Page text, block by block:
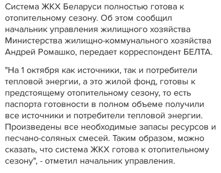
Система ЖКХ Беларуси полностью готова к
отопительному сезону. Об этом сообщил
начальник управления жилищного хозяйства
Министерства жилищно-коммунального хозяйства
Андрей Ромашко, передает корреспондент БЕЛТА.
"На 1 октября как источники, так и потребители
тепловой энергии, а это жилой фонд, готовы к
предстоящему отопительному сезону, то есть
паспорта готовности в полном объеме получили
все источники и потребители тепловой энергии.
Произведены все необходимые запасы ресурсов и
песчано-соляных смесей. Таким образом, можно
сказать, что система ЖКХ готова к отопительному
сезону", - отметил начальник управления.